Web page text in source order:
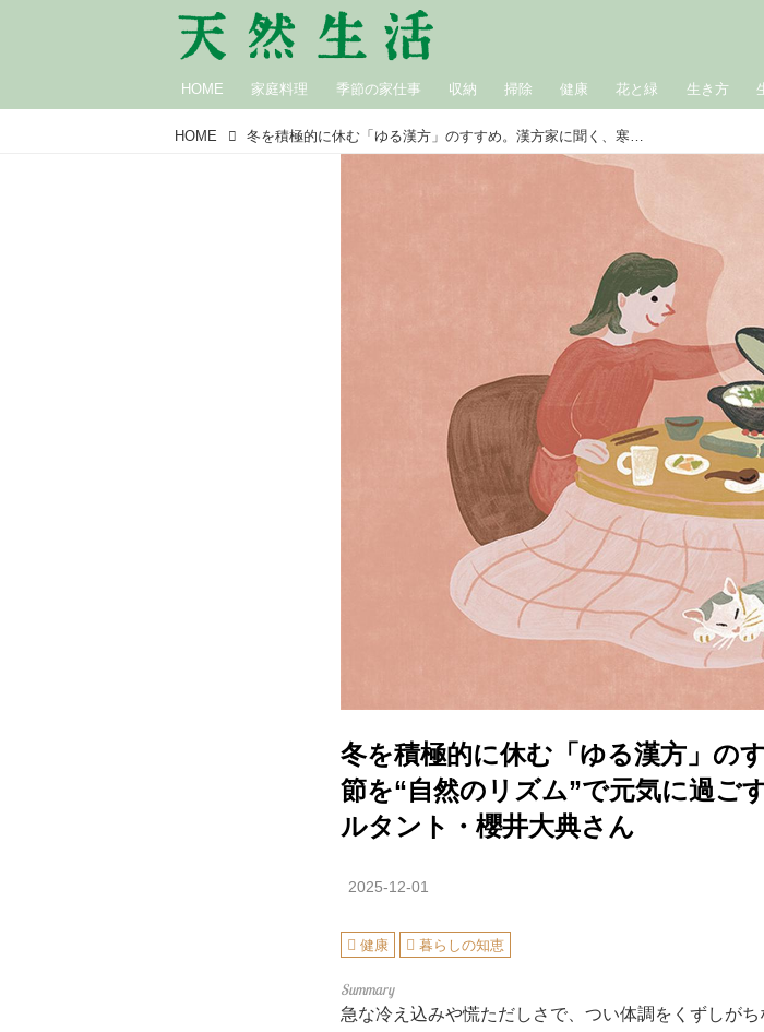
HOME 家庭料理 季節の家仕事 収納 掃除 健康 花と緑 生き方
HOME 冬を積極的に休む「ゆる漢方」のすすめ。漢方家に聞く、寒い季節を“自然のリズム”で元気に過ごす3つのポイント／漢方コンサルタント・櫻井大典さん
冬を積極的に休む「ゆる漢方」の
節を“自然のリズム”で元気に過ご
ルタント・櫻井大典さん
2025-12-01
健康 暮らしの知恵
急な冷え込みや慌ただしさで、つい体調をくずしが